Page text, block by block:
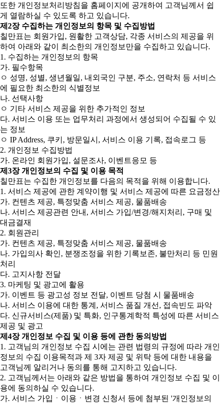
또한 개인정보처리방침을 홈페이지에 공개하여 고객님께서 쉽
게 열람하실 수 있도록 하고 있습니다.
제2장 수집하는 개인정보의 항목 및 수집방법
칠만표는 회원가입, 원활한 고객상담, 각종 서비스의 제공을 위
하여 아래와 같이 최소한의 개인정보만을 수집하고 있습니다.
1. 수집하는 개인정보의 항목
가. 필수항목
ㅇ 성명, 성별, 생년월일, 내외국인 구분, 주소, 연락처 등 서비스
에 필요한 최소한의 식별정보
나. 선택사항
ㅇ 기타 서비스 제공을 위한 추가적인 정보
다. 서비스 이용 또는 업무처리 과정에서 생성되어 수집될 수 있
는 정보
ㅇ IP Address, 쿠키, 방문일시, 서비스 이용 기록, 접속로그 등
2. 개인정보 수집방법
가. 온라인 회원가입, 설문조사, 이벤트응모 등
제3장 개인정보의 수집 및 이용 목적
칠만표는 수집한 개인정보를 다음의 목적을 위해 이용합니다.
1. 서비스 제공에 관한 계약이행 및 서비스 제공에 따른 요금정산
가. 컨텐츠 제공, 특정맞춤 서비스 제공, 물품배송
나. 서비스 제공관련 안내, 서비스 가입/변경/해지처리, 구매 및
대금결재
2. 회원관리
가. 컨텐츠 제공, 특정맞춤 서비스 제공, 물품배송
나. 가입의사 확인, 분쟁조정을 위한 기록보존, 불만처리 등 민원
처리
다. 고지사항 전달
3. 마케팅 및 광고에 활용
가. 이벤트 등 광고성 정보 전달, 이벤트 당첨 시 물품배송
나. 서비스 이용에 대한 통계, 서비스 품질 개선, 접속빈도 파악
다. 신규서비스(제품) 및 특화, 인구통계학적 특성에 따른 서비스
제공 및 광고
제4장 개인정보 수집 및 이용 등에 관한 동의방법
1. 고객님의 개인정보 수집 시에는 관련 법령의 규정에 따라 개인
정보의 수집 이용목적과 제 3자 제공 및 위탁 등에 대한 내용을
고객님께 알리거나 동의를 통해 고지하고 있습니다.
2. 고객님께서는 아래와 같은 방법을 통하여 개인정보 수집 및 이
용에 동의하실 수 있습니다.
가. 서비스 가입ㆍ이용ㆍ변경 신청서 등에 첨부된 '개인정보의